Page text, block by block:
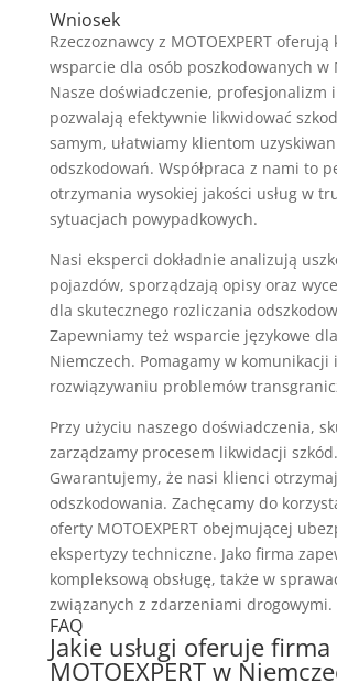
Wniosek
Rzeczoznawcy z MOTOEXPERT
wsparcie dla osób poszkodowanych w
Nasze doświadczenie, profesjonalizm
pozwalają efektywnie likwidować
samym, ułatwiamy klientom
odszkodowań. Współpraca z nami to
otrzymania wysokiej jakości usług w
sytuacjach powypadkowych.
Nasi eksperci dokładnie analizują
pojazdów, sporządzają opisy oraz
dla skutecznego rozliczania
Zapewniamy też wsparcie językowe
Niemczech. Pomagamy w komunikacji i
rozwiązywaniu problemów
Przy użyciu naszego doświadczenia,
zarządzamy procesem likwidacji szkód.
Gwarantujemy, że nasi klienci
odszkodowania. Zachęcamy do
oferty MOTOEXPERT obejmującej
ekspertyzy techniczne. Jako firma
kompleksową obsługę, także w
związanych z zdarzeniami drogowymi.
FAQ
Jakie usługi oferuje firma
MOTOEXPERT w